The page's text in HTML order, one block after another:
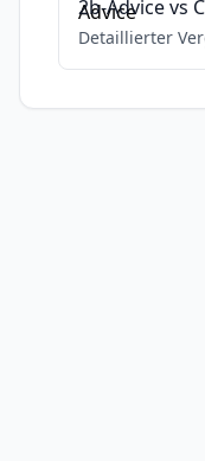
2b-Advicevs
Detaillierter